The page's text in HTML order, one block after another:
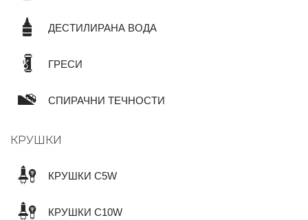
ДЕСТИЛИРАНА ВОДА
ГРЕСИ
СПИРАЧНИ ТЕЧНОСТИ
КРУШКИ
КРУШКИ C5W
КРУШКИ C10W